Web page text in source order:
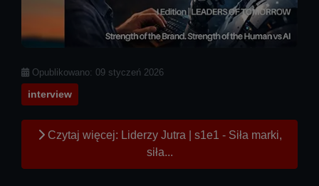
Szczegóły
Opublikowano: 09 styczeń 2026
interview
Czytaj więcej: Liderzy Jutra | s1e1 - Siła marki,
siła...